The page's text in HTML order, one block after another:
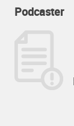
Podcaster